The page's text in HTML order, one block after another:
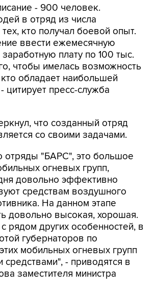
- 900 человек.
в отряд из числа
кто получал боевой опыт.
ввести ежемесячную
плату по 100 тыс.
чтобы имелась возможность
обладает наибольшей
цитирует пресс-служба
что созданный отряд
со своими задачами.
отряды "БАРС", это большое
огневых групп,
довольно эффективно
средствам воздушного
На данном этапе
довольно высокая, хорошая.
рядом других особенностей, в
губернаторов по
мобильных огневых групп
- приводятся в
заместителя министра